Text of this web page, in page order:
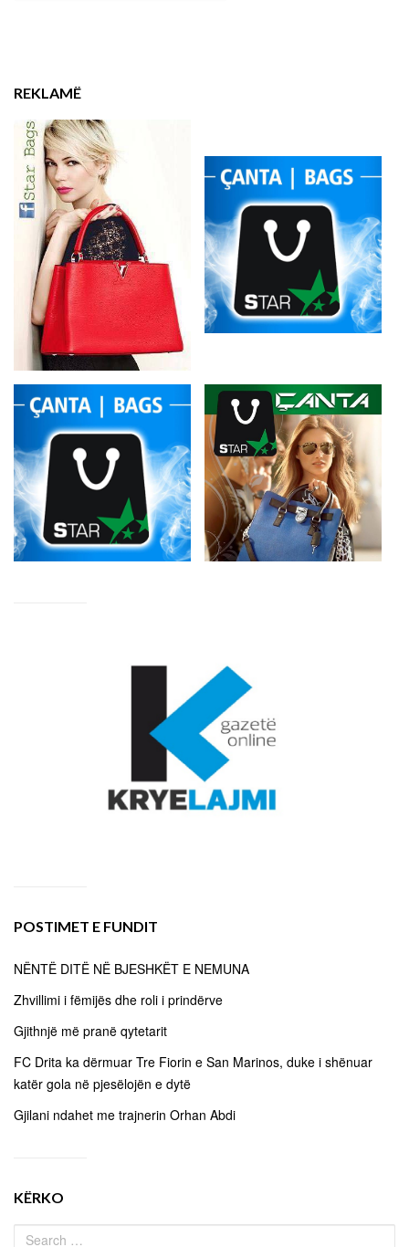
REKLAMË
POSTIMET E FUNDIT
NËNTË DITË NË BJESHKËT E NEMUNA
Zhvillimi i fëmijës dhe roli i prindërve
Gjithnjë më pranë qytetarit
FC Drita ka dërmuar Tre Fiorin e San Marinos, duke i shënuar
katër gola në pjesëlojën e dytë
Gjilani ndahet me trajnerin Orhan Abdi
KËRKO